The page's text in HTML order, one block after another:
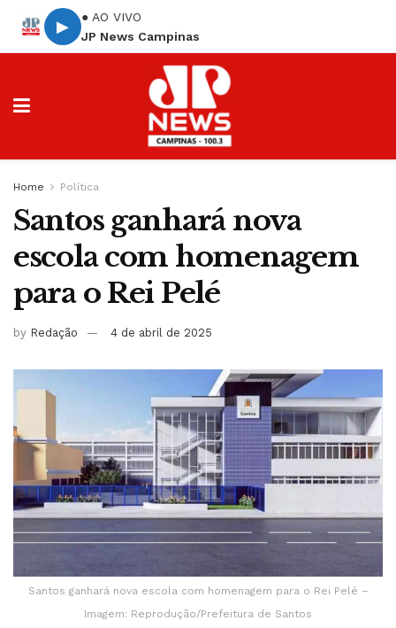
▶
● AO VIVO
JP News Campinas
Home Política
Santos ganhará nova
escola com homenagem
para o Rei Pelé
by Redação 4 de abril de 2025
Santos ganhará nova escola com homenagem para o Rei Pelé –
Imagem: Reprodução/Prefeitura de Santos